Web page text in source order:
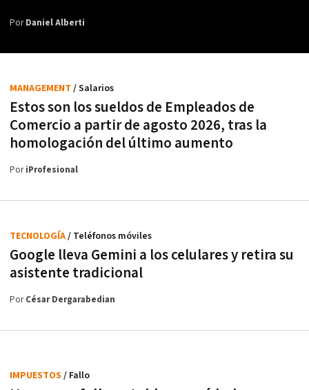
PorDaniel Alberti
Estos son los sueldos de Empleados de
Comercio a partir de agosto 2026, tras la
homologación del último aumento
MANAGEMENT / Salarios
PoriProfesional
Google lleva Gemini a los celulares y retira su
asistente tradicional
TECNOLOGÍA/ Teléfonos móviles
PorCésar Dergarabedian
IMPUESTOS / Fallo